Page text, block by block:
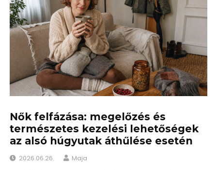
Nők felfázása: megelőzés és
természetes kezelési lehetőségek
az alsó húgyutak áthűlése esetén
2026.06.26. Maja